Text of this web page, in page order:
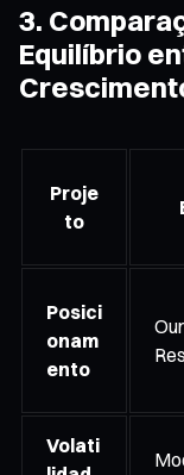
3.
Equilíbrio
Proje
to
Posici
onam
ento
Volati